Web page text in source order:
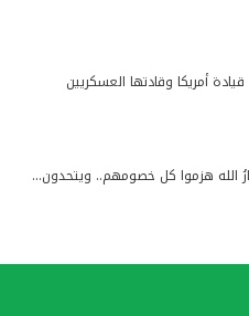
أمريكا وقادتها العسكريين
الله هزموا كل خصومهم.. ويتحدون…